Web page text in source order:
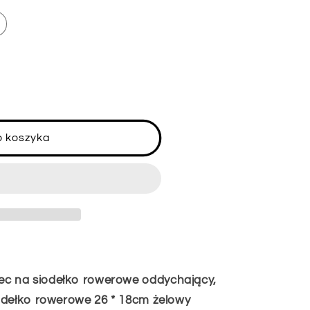
koszyka
na siodełko rowerowe oddychający,
rowerowe 26 * 18cm żelowy